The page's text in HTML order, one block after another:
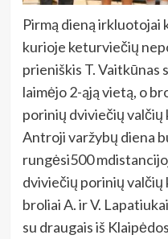
Pirmą dieną irkluotojai
kurioje keturviečių
prieniškis T. Vaitkūnas
laimėjo 2-ąją vietą, o
porinių dviviečių valčių
Antroji varžybų diena
rungėsi500
dviviečių porinių valčių
broliai A. ir V.
su draugais iš